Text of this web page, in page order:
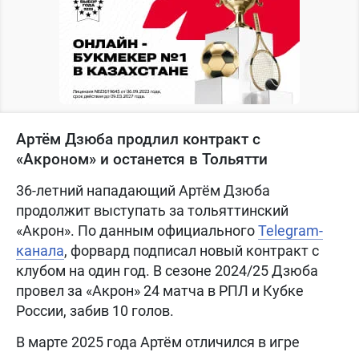
Артём Дзюба продлил контракт с
«Акроном» и останется в Тольятти
36-летний нападающий Артём Дзюба
продолжит выступать за тольяттинский
«Акрон». По данным официальногоTelegram-
канала, форвард подписал новый контракт с
клубом на один год. В сезоне 2024/25 Дзюба
провел за «Акрон» 24 матча в РПЛ и Кубке
России, забив 10 голов.
В марте 2025 года Артём отличился в игре